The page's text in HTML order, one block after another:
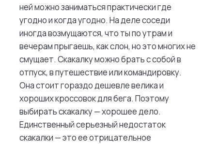
ней можно заниматься практически где
угодно и когда угодно. На деле соседи
иногда возмущаются, что ты по утрам и
вечерам прыгаешь, как слон, но это многих не
смущает. Скакалку можно брать с собой в
отпуск, в путешествие или командировку.
Она стоит гораздо дешевле велика и
хороших кроссовок для бега. Поэтому
выбирать скакалку — хорошее дело.
Единственный серьезный недостаток
скакалки — это ее отрицательное